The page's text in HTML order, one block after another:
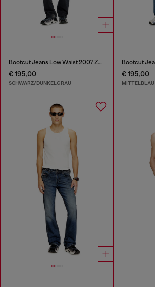
Bootcut Jeans Low Waist 2007 Zatiny
€ 195,00
SCHWARZ/DUNKELGRAU
€ 195,00
MITTELBLAU